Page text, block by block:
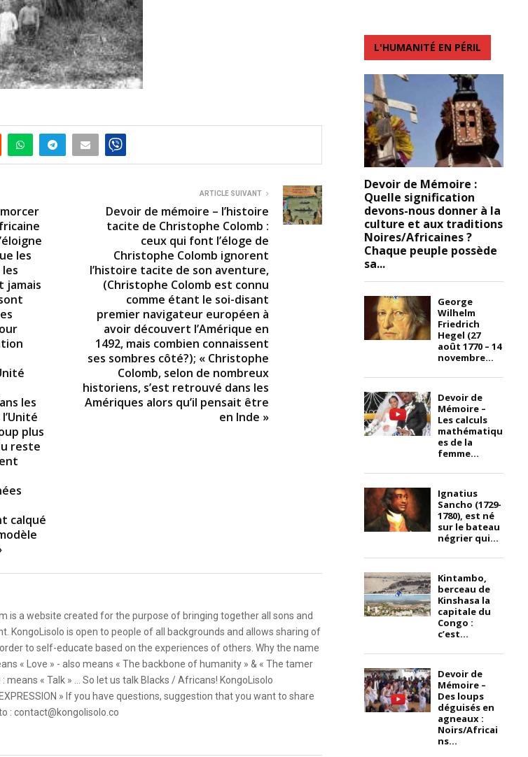
les
jamais
les
plus
reste
calqué
ARTICLE SUIVANT
Devoir de mémoire – l’histoire
tacite de Christophe Colomb :
ceux qui font l’éloge de
Christophe Colomb ignorent
l’histoire tacite de son aventure,
(Christophe Colomb est connu
comme étant le soi-disant
premier navigateur européen à
avoir découvert l’Amérique en
1492, mais combien connaissent
ses sombres côté?); « Christophe
Colomb, selon de nombreux
historiens, s’est retrouvé dans les
Amériques alors qu’il pensait être
en Inde »
is a website created for the purpose of bringing together all sons and
KongoLisolo is open to people of all backgrounds and allows sharing of
to self-educate based on the experiences of others. Why the name
« Love » - also means « The backbone of humanity » & « The tamer
means « Talk » ... So let us talk Blacks / Africans! KongoLisolo
» If you have questions, suggestion that you want to share
: contact@kongolisolo.co
L'HUMANITÉ EN PÉRIL
Devoir de Mémoire :
Quelle signification
devons-nous donner à la
culture et aux traditions
Noires/Africaines ?
Chaque peuple possède
sa...
George
Wilhelm
Friedrich
Hegel (27
août 1770 – 14
novembre...
Devoir de
Mémoire –
Les calculs
mathématiqu
es de la
femme...
Ignatius
Sancho (1729-
1780), est né
sur le bateau
négrier qui...
Kintambo,
berceau de
Kinshasa la
capitale du
Congo :
c’est...
Devoir de
Mémoire –
Des loups
déguisés en
agneaux :
Noirs/Africai
ns...